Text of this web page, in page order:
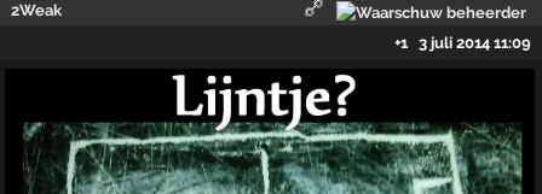
2Weak
+1
3 juli 2014 11:09